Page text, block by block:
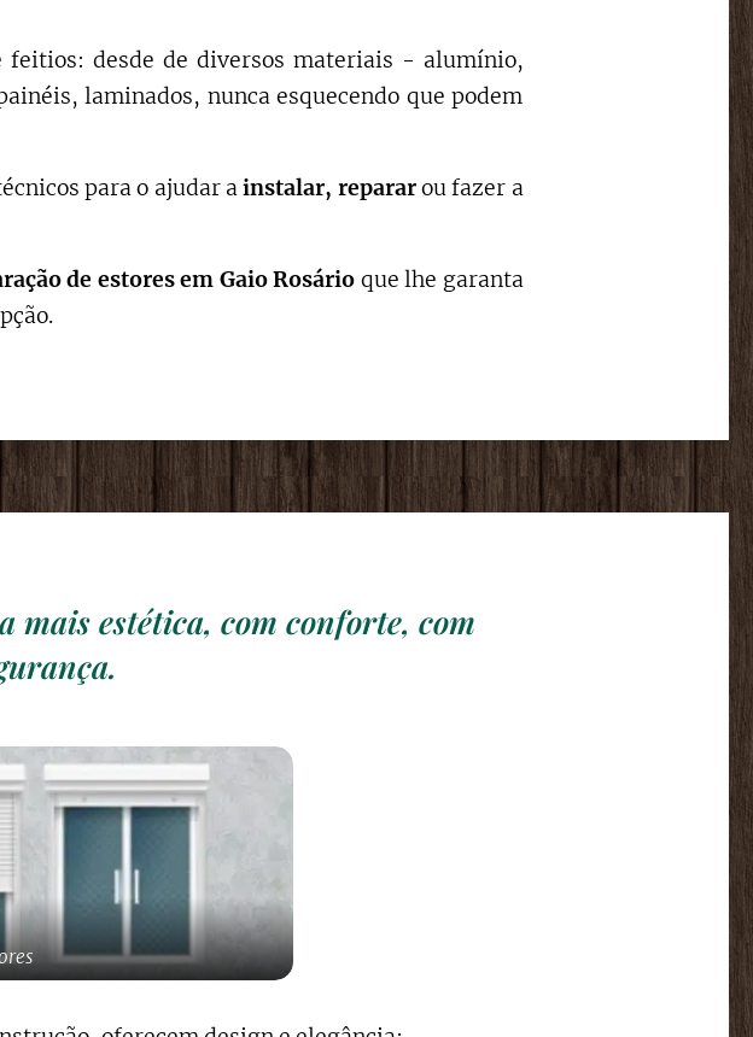
feitios: desde de diversos materiais - alumínio,
laminados, nunca esquecendo que podem
para o ajudar ainstalar, repararou fazer a
de estoresem Gaio Rosário que lhe garanta
mais estética, com conforte, com